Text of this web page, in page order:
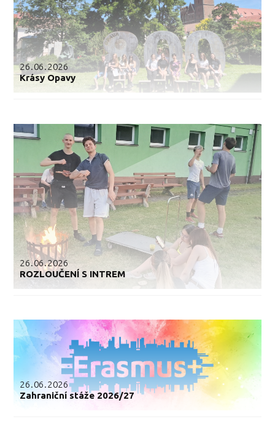
26.06.2026
Krásy Opavy
26.06.2026
ROZLOUČENÍ S INTREM
26.06.2026
Zahraniční stáže 2026/27